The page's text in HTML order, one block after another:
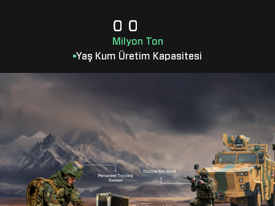
0
1
2
3
6
7
8
9
0
1
2
3
6
7
8
9
Milyon Ton
Yaş Kum Üretim Kapasitesi